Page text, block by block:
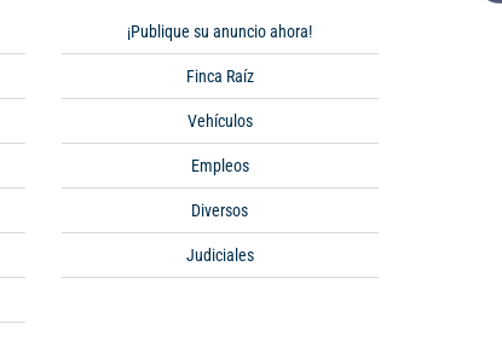
¡Publique su anuncio ahora!
Finca Raíz
Vehículos
Empleos
Diversos
Judiciales